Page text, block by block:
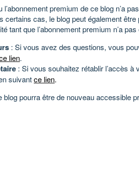
l’abonnement premium de ce blog n’a
certains cas, le blog peut également
tant que l’abonnement premium n’a
: Si vous avez des questions, vous
lien.
: Si vous souhaitez rétablir l’accès
suivantce lien.
blog pourra être de nouveau accessible